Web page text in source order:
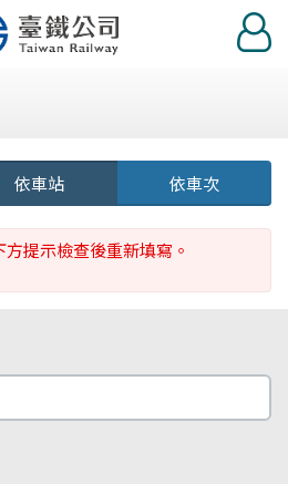
登
入
依車站 依車次
提示檢查後重新填寫。